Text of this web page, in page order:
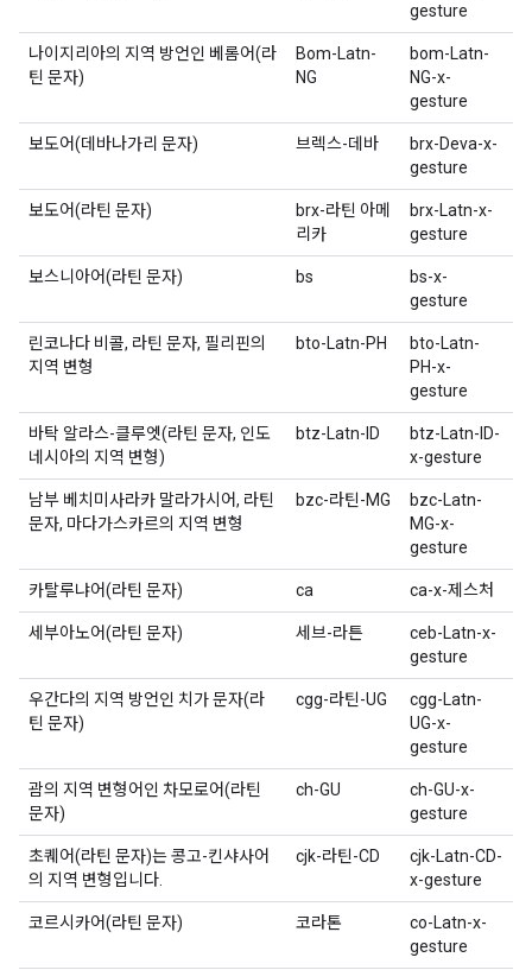
gesture
나이지리아의 지역 방언인 베롬어(라
틴 문자)
Bom-Latn-
NG
bom-Latn-
NG-x-
gesture
보도어(데바나가리 문자) 브렉스-데바
brx-Deva-x-
gesture
보도어(라틴 문자)
brx-라틴 아메
리카
brx-Latn-x-
gesture
보스니아어(라틴 문자) bs
bs-x-
gesture
린코나다 비콜, 라틴 문자, 필리핀의
지역 변형
bto-Latn-PH
bto-Latn-
PH-x-
gesture
바탁 알라스-클루엣(라틴 문자, 인도
네시아의 지역 변형)
btz-Latn-ID
btz-Latn-ID-
x-gesture
남부 베치미사라카 말라가시어, 라틴
문자, 마다가스카르의 지역 변형
bzc-라틴-MG
bzc-Latn-
MG-x-
gesture
카탈루냐어(라틴 문자) ca ca-x-제스처
세부아노어(라틴 문자) 세브-라튼
ceb-Latn-x-
gesture
우간다의 지역 방언인 치가 문자(라
틴 문자)
cgg-라틴-UG
cgg-Latn-
UG-x-
gesture
괌의 지역 변형어인 차모로어(라틴
문자)
ch-GU
ch-GU-x-
gesture
초퀘어(라틴 문자)는 콩고-킨샤사어
의 지역 변형입니다.
cjk-라틴-CD
cjk-Latn-CD-
x-gesture
코르시카어(라틴 문자) 코라톤
co-Latn-x-
gesture